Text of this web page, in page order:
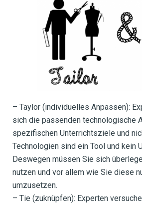
– Taylor (individuelles Anpassen):
sich die passenden technologische
spezifischen Unterrichtsziele und
Technologien sind ein Tool und kein
Deswegen müssen Sie sich
nutzen und vor allem wie Sie diese
umzusetzen.
– Tie (zuknüpfen): Experten